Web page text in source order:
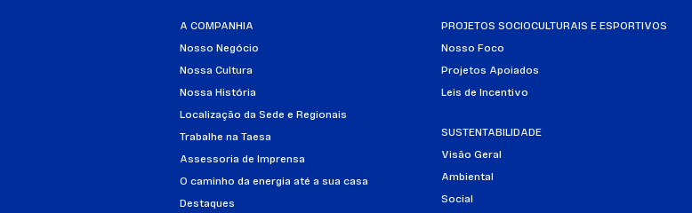
A COMPANHIA
Nosso Negócio
Nossa Cultura
Nossa História
Localização da Sede e Regionais
Trabalhe na Taesa
Assessoria de Imprensa
O caminho da energia até a sua casa
Destaques
PROJETOS SOCIOCULTURAIS E ESPORTIVOS
Nosso Foco
Projetos Apoiados
Leis de Incentivo
SUSTENTABILIDADE
Visão Geral
Ambiental
Social